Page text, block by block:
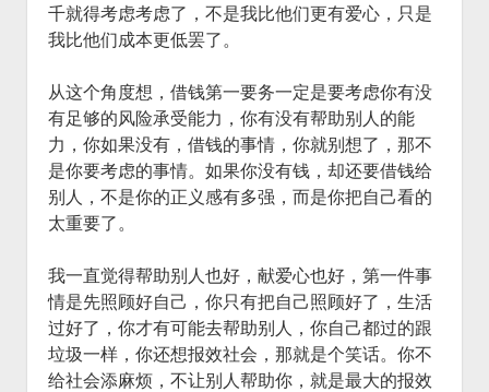
千就得考虑考虑了，不是我比他们更有爱心，只是
我比他们成本更低罢了。
从这个角度想，借钱第一要务一定是要考虑你有没
有足够的风险承受能力，你有没有帮助别人的能
力，你如果没有，借钱的事情，你就别想了，那不
是你要考虑的事情。如果你没有钱，却还要借钱给
别人，不是你的正义感有多强，而是你把自己看的
太重要了。
我一直觉得帮助别人也好，献爱心也好，第一件事
情是先照顾好自己，你只有把自己照顾好了，生活
过好了，你才有可能去帮助别人，你自己都过的跟
垃圾一样，你还想报效社会，那就是个笑话。你不
给社会添麻烦，不让别人帮助你，就是最大的报效